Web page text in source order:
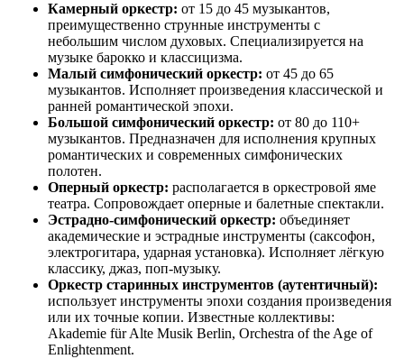
Камерный оркестр: от 15 до 45 музыкантов,
преимущественно струнные инструменты с
небольшим числом духовых. Специализируется на
музыке барокко и классицизма.
Малый симфонический оркестр: от 45 до 65
музыкантов. Исполняет произведения классической и
ранней романтической эпохи.
Большой симфонический оркестр: от 80 до 110+
музыкантов. Предназначен для исполнения крупных
романтических и современных симфонических
полотен.
Оперный оркестр: располагается в оркестровой яме
театра. Сопровождает оперные и балетные спектакли.
Эстрадно-симфонический оркестр: объединяет
академические и эстрадные инструменты (саксофон,
электрогитара, ударная установка). Исполняет лёгкую
классику, джаз, поп-музыку.
Оркестр старинных инструментов (аутентичный):
использует инструменты эпохи создания произведения
или их точные копии. Известные коллективы:
Akademie für Alte Musik Berlin, Orchestra of the Age of
Enlightenment.